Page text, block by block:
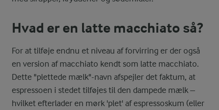
Hvad er en latte macchiato så?
For at tilføje endnu et niveau af forvirring er der også
en version af macchiato kendt som latte macchiato.
Dette "plettede mælk"-navn afspejler det faktum, at
espressoen i stedet tilføjes til den dampede mælk –
hvilket efterlader en mørk 'plet' af espressoskum (eller